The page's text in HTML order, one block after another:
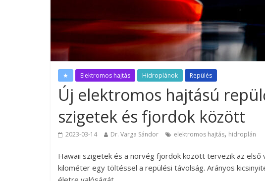
★ Elektromos hajtás Hidroplánok Repülés
Új elektromos hajtású
szigetek és fjordok között
2023-03-14 Dr. Varga Sándor elektromos hajtás, hidroplán
Hawaii szigetek és a norvég fjordok között tervezik az
kilométer egy töltéssel a repülési távolság. Arányos